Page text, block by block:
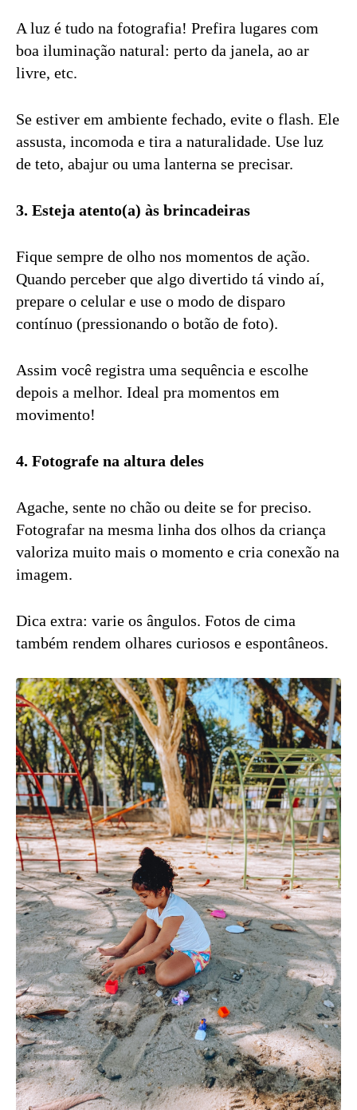
A luz é tudo na fotografia! Prefira lugares com
boa iluminação natural: perto da janela, ao ar
livre, etc.
Se estiver em ambiente fechado, evite o flash. Ele
assusta, incomoda e tira a naturalidade. Use luz
de teto, abajur ou uma lanterna se precisar.
3. Esteja atento(a) às brincadeiras
Fique sempre de olho nos momentos de ação.
Quando perceber que algo divertido tá vindo aí,
prepare o celular e use o modo de disparo
contínuo (pressionando o botão de foto).
Assim você registra uma sequência e escolhe
depois a melhor. Ideal pra momentos em
movimento!
4. Fotografe na altura deles
Agache, sente no chão ou deite se for preciso.
Fotografar na mesma linha dos olhos da criança
valoriza muito mais o momento e cria conexão na
imagem.
Dica extra: varie os ângulos. Fotos de cima
também rendem olhares curiosos e espontâneos.